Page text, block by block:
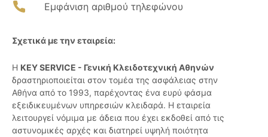
Εμφάνιση αριθμού τηλεφώνου
Σχετικά με την εταιρεία:
Η KEY SERVICE - Γενική Κλειδοτεχνική Αθηνών
δραστηριοποιείται στον τομέα της ασφάλειας στην
Αθήνα από το 1993, παρέχοντας ένα ευρύ φάσμα
εξειδικευμένων υπηρεσιών κλειδαρά. Η εταιρεία
λειτουργεί νόμιμα με άδεια που έχει εκδοθεί από τις
αστυνομικές αρχές και διατηρεί υψηλή ποιότητα